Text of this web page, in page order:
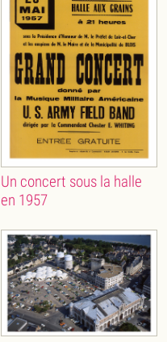
Un concert sous la halle
en 1957